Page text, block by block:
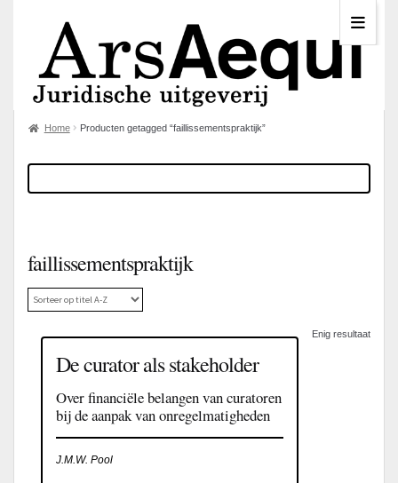
Home Producten getagged “faillissementspraktijk”
faillissementspraktijk
Enig resultaat
De curator als stakeholder
Over financiële belangen van curatoren
bij de aanpak van onregelmatigheden
J.M.W. Pool